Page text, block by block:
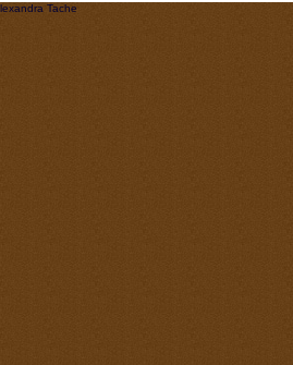
& Alexandra Tache